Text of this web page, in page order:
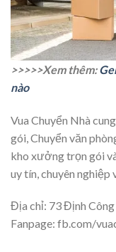
>>>>>Xem thêm:
nào
Vua Chuyển Nhà
gói, Chuyển văn
kho xưởng trọn gói
uy tín, chuyên
Địa chỉ: 73 Định
Fanpage: fb.com/